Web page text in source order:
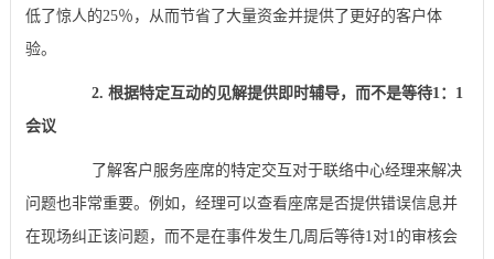
低了惊人的25％，从而节省了大量资金并提供了更好的客户体
验。
2. 根据特定互动的见解提供即时辅导，而不是等待1：1
会议
了解客户服务座席的特定交互对于联络中心经理来解决
问题也非常重要。例如，经理可以查看座席是否提供错误信息并
在现场纠正该问题，而不是在事件发生几周后等待1对1的审核会